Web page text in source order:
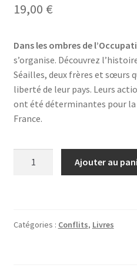
19,00 €
Dans les ombres de
s’organise. Découvrez
Séailles, deux frères et sœurs
liberté de leur pays. Leurs
ont été déterminantes pour la
France.
à
Ajouter au
Catégories : Conflits, Livres